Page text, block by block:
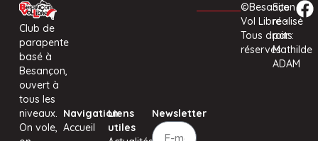
Club de
parapente
basé à
Besançon,
ouvert à
tous les
niveaux.
On vole,
Navigation
Accueil
Liens
utiles
Newsletter
©Besançon
Vol Libre -
Tous droits
réservés
Site
réalisé
par :
Mathilde
ADAM